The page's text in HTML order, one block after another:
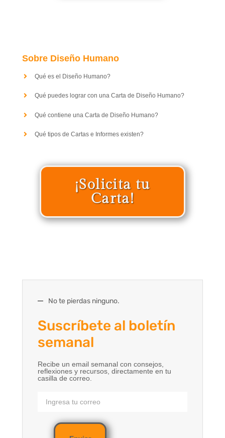
Sobre Diseño Humano
Qué es el Diseño Humano?
Qué puedes lograr con una Carta de Diseño Humano?
Qué contiene una Carta de Diseño Humano?
Qué tipos de Cartas e Informes existen?
¡Solicita tu
Carta!
No te pierdas ninguno.
Suscríbete al boletín
semanal
Recibe un email semanal con consejos,
reflexiones y recursos, directamente en tu
casilla de correo.